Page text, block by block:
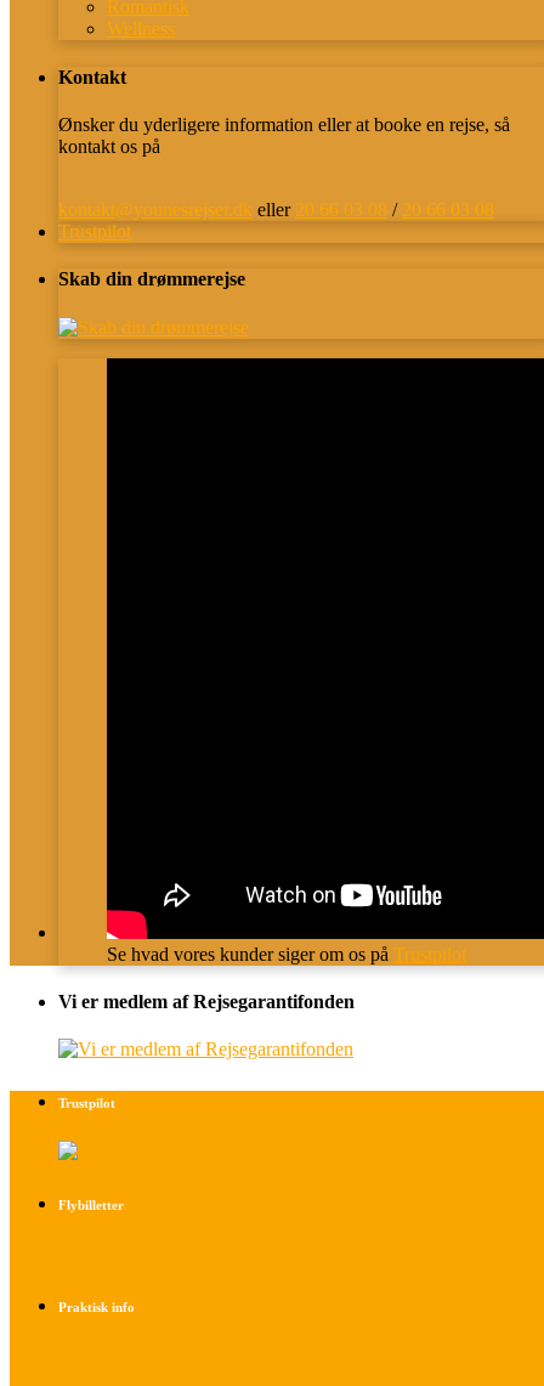
Romantisk
Wellness
Kontakt
Ønsker du yderligere information eller at booke en rejse, så
kontakt os på
kontakt@younesrejser.dk eller 20 66 03 08 / 20 66 03 08
Trustpilot
Skab din drømmerejse
Se hvad vores kunder siger om os på Trustpilot
Vi er medlem af Rejsegarantifonden
Trustpilot
Flybilletter
Praktisk info